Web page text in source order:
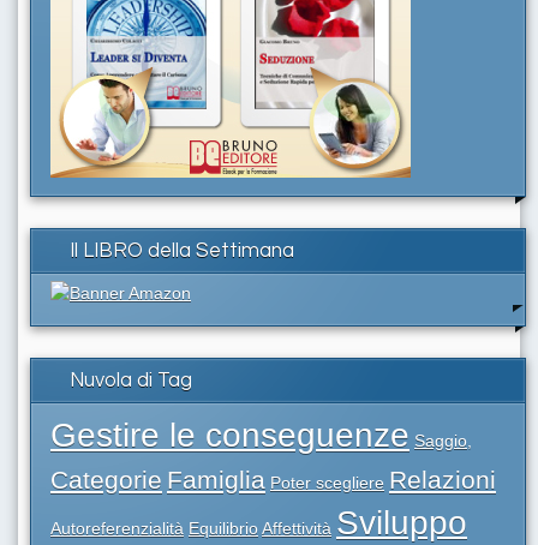
Il LIBRO della Settimana
Nuvola di Tag
Gestire le conseguenze Saggio,
Categorie Famiglia Poter scegliere Relazioni
Autoreferenzialità EquilibrioAffettività Sviluppo